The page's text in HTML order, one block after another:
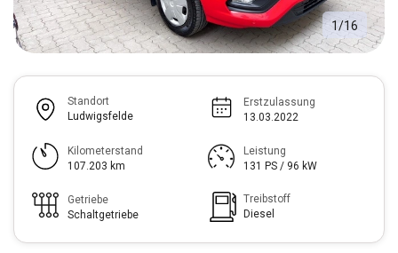
1 /16
Standort
Ludwigsfelde
Erstzulassung
13.03.2022
Kilometerstand
107.203 km
Leistung
131 PS / 96 kW
Getriebe
Schaltgetriebe
Treibstoff
Diesel